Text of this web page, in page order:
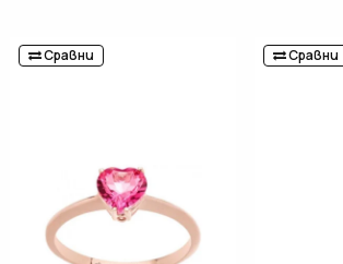
Сравни Сравни